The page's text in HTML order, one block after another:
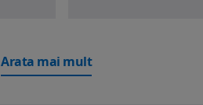
Arata mai mult